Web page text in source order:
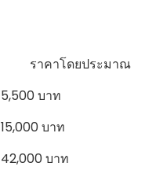
ราคาโดยประมาณ
5,500 บาท
15,000 บาท
42,000 บาท